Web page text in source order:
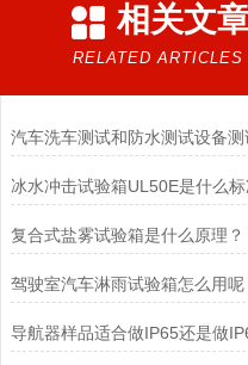
相关文
RELATED ARTICLES
冰水冲击试验箱UL50E是什么
复合式盐雾试验箱是什么原理？
驾驶室汽车淋雨试验箱怎么用呢